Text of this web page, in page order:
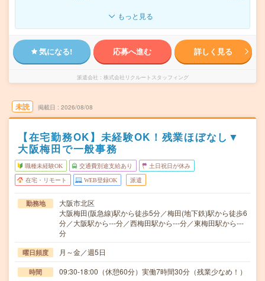
もっと見る
気になる! 応募へ進む 詳しく見る
派遣会社 株式会社リクルートスタッフィング
未読 掲載日 2026/08/08
【在宅勤務OK】未経験OK！残業ほぼなし▼
大阪梅田で一般事務
職種未経験OK 交通費別途支給あり 土日祝日が休み
在宅・リモート WEB登録OK 派遣
勤務地
大阪市北区
大阪梅田(阪急線)駅から徒歩5分／梅田(地下鉄)駅から徒歩6
分／大阪駅から---分／西梅田駅から---分／東梅田駅から---
分
曜日頻度 月～金／週5日
時間 09:30-18:00（休憩60分）実働7時間30分（残業少なめ！）